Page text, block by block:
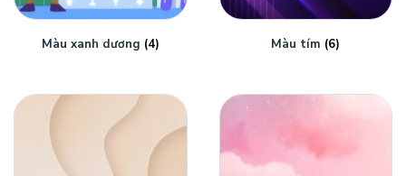
Màu xanh dương (4) Màu tím (6)